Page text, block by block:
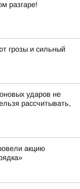
разгаре!
грозы и сильный
ударов не
рассчитывать,
акцию